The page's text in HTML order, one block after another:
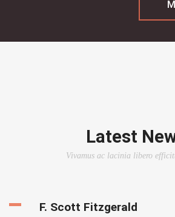
Latest
Vivamus ac lacinia libero
F. Scott Fitzgerald